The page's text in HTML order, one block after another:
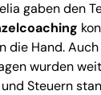
gaben den
die Hand.
wurden
Steuern